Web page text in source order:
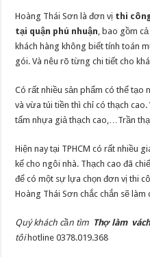
Hoàng Thái Sơn là đơn vị thi
tại quận phú nhuận, bao gồm
khách hàng không biết tính toán
gói. Và nêu rõ từng chi tiết cho
Có rất nhiều sản phẩm có thể tạo
và vừa túi tiền thì chỉ có thạch
tấm nhựa giả thạch cao,…Trần
Hiện nay tại TPHCM có rất nhiều
kế cho ngôi nhà. Thạch cao đã
để có một sự lựa chọn đơn vị thi
Hoàng Thái Sơn chắc chắn sẽ
Quý khách cần tìm Thợ làm
tôi hotline 0378.019.368